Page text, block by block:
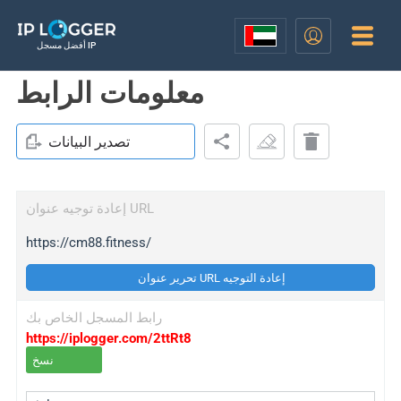
أفضل مسجل IP
معلومات الرابط
تصدير البيانات
إعادة توجيه عنوان URL
https://cm88.fitness/
تحرير عنوان URL إعادة التوجيه
رابط المسجل الخاص بك
https://iplogger.com/2ttRt8
نسخ